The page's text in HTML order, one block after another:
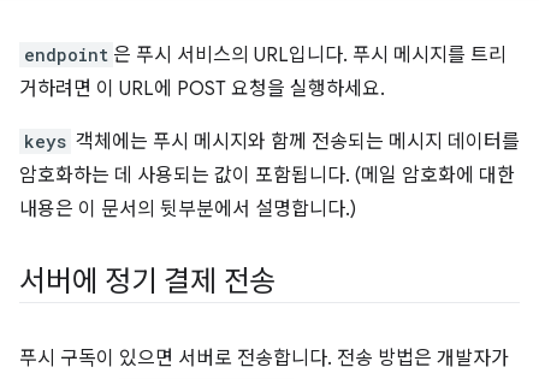
endpoint 은 푸시 서비스의 URL입니다. 푸시 메시지를 트리
거하려면 이 URL에 POST 요청을 실행하세요.
keys 객체에는 푸시 메시지와 함께 전송되는 메시지 데이터를
암호화하는 데 사용되는 값이 포함됩니다. (메일 암호화에 대한
내용은 이 문서의 뒷부분에서 설명합니다.)
서버에 정기 결제 전송
푸시 구독이 있으면 서버로 전송합니다. 전송 방법은 개발자가